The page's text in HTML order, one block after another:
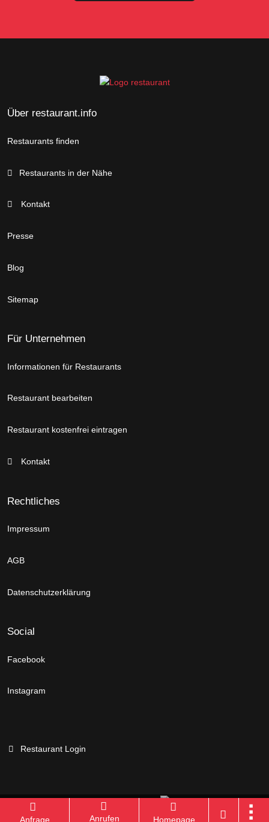
Anfrage Anrufen Homepage
Über restaurant.info
Restaurants finden
Restaurants in der Nähe
Kontakt
Presse
Blog
Sitemap
Für Unternehmen
Informationen für Restaurants
Restaurant bearbeiten
Restaurant kostenfrei eintragen
Kontakt
Rechtliches
Impressum
AGB
Datenschutzerklärung
Social
Facebook
Instagram
Restaurant Login
Branchenportal Software made in Germany